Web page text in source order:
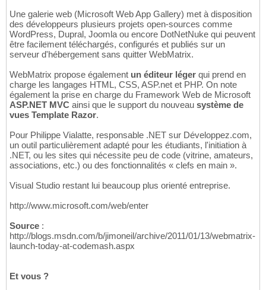
Une galerie web (Microsoft Web App Gallery) met à disposition
des développeurs plusieurs projets open-sources comme
WordPress, Dupral, Joomla ou encore DotNetNuke qui peuvent
être facilement téléchargés, configurés et publiés sur un
serveur d'hébergement sans quitter WebMatrix.
WebMatrix propose également un éditeur léger qui prend en
charge les langages HTML, CSS, ASP.net et PHP. On note
également la prise en charge du Framework Web de Microsoft
ASP.NET MVC ainsi que le support du nouveau système de
vues Template Razor.
Pour Philippe Vialatte, responsable .NET sur Développez.com,
un outil particulièrement adapté pour les étudiants, l'initiation à
.NET, ou les sites qui nécessite peu de code (vitrine, amateurs,
associations, etc.) ou des fonctionnalités « clefs en main ».
Visual Studio restant lui beaucoup plus orienté entreprise.
http://www.microsoft.com/web/enter
Source :
http://blogs.msdn.com/b/jimoneil/archive/2011/01/13/webmatrix-
launch-today-at-codemash.aspx
Et vous ?